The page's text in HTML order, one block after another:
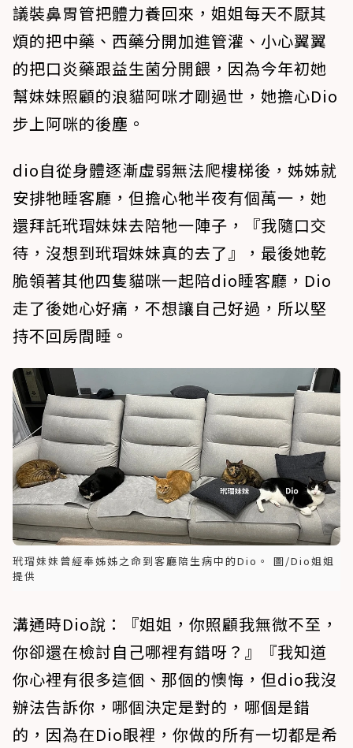
議裝鼻胃管把體力養回來，姐姐每天不厭其
煩的把中藥、西藥分開加進管灌、小心翼翼
的把口炎藥跟益生菌分開餵，因為今年初她
幫妹妹照顧的浪貓阿咪才剛過世，她擔心Dio
步上阿咪的後塵。
dio自從身體逐漸虛弱無法爬樓梯後，姊姊就
安排牠睡客廳，但擔心牠半夜有個萬一，她
還拜託玳瑁妹妹去陪牠一陣子，『我隨口交
待，沒想到玳瑁妹妹真的去了』，最後她乾
脆領著其他四隻貓咪一起陪dio睡客廳，Dio
走了後她心好痛，不想讓自己好過，所以堅
持不回房間睡。
玳瑁妹妹曾經奉姊姊之命到客廳陪生病中的Dio。 圖/Dio姐姐
提供
溝通時Dio說：『姐姐，你照顧我無微不至，
你卻還在檢討自己哪裡有錯呀？』『我知道
你心裡有很多這個、那個的懊悔，但dio我沒
辦法告訴你，哪個決定是對的，哪個是錯
的，因為在Dio眼裡，你做的所有一切都是希